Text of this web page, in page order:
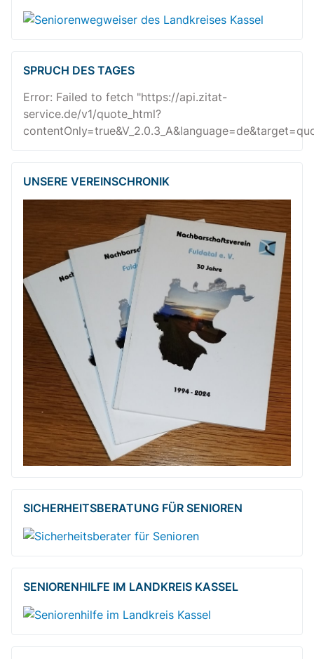
SPRUCH DES TAGES
Error: Failed to fetch "https://api.zitat-
service.de/v1/quote_html?
UNSERE VEREINSCHRONIK
SICHERHEITSBE­RATUNG FÜR SENIOREN
SENIORENHILFE IM LANDKREIS KASSEL